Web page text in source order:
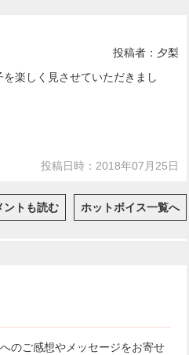
投稿者：夕梨
楽しく見させていただきまし
投稿日時：2018年07月25日
ントも読む ホットボイス一覧へ
のご感想やメッセージをお寄せ